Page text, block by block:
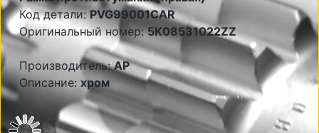
Код детали:PVG99001CAR
Оригинальный номер:5K08531022ZZ
Производитель:AP
Описание: хром